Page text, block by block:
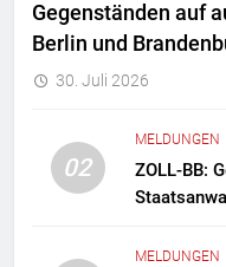
Gegenständen auf
Berlin und
30. Juli 2026
02
MELDUNGEN
ZOLL-BB:
MELDUNGEN